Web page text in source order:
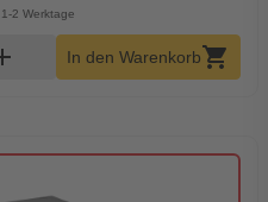
2 Werktage
Menge
In den Warenkorbshopping_cart